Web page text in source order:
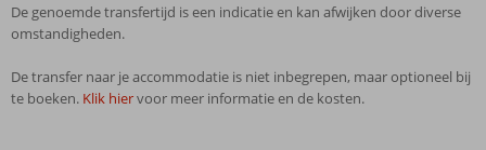
De genoemde transfertijd is een indicatie en kan afwijken door diverse
omstandigheden.
De transfer naar je accommodatie is niet inbegrepen, maar optioneel bij
te boeken. Klik hiervoor meer informatie en de kosten.